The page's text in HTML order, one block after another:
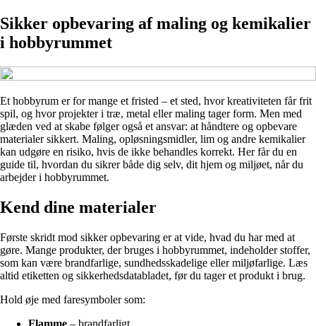
Sikker opbevaring af maling og kemikalier
i hobbyrummet
Et hobbyrum er for mange et fristed – et sted, hvor kreativiteten får frit
spil, og hvor projekter i træ, metal eller maling tager form. Men med
glæden ved at skabe følger også et ansvar: at håndtere og opbevare
materialer sikkert. Maling, opløsningsmidler, lim og andre kemikalier
kan udgøre en risiko, hvis de ikke behandles korrekt. Her får du en
guide til, hvordan du sikrer både dig selv, dit hjem og miljøet, når du
arbejder i hobbyrummet.
Kend dine materialer
Første skridt mod sikker opbevaring er at vide, hvad du har med at
gøre. Mange produkter, der bruges i hobbyrummet, indeholder stoffer,
som kan være brandfarlige, sundhedsskadelige eller miljøfarlige. Læs
altid etiketten og sikkerhedsdatabladet, før du tager et produkt i brug.
Hold øje med faresymboler som:
Flamme – brandfarligt.